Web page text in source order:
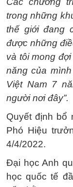
trong những
thế giới đang
được những
và tôi mong
năng của
Việt Nam 7
người nơi đây”.
Quyết định bổ
Phó Hiệu
4/4/2022.
Đại học Anh
học quốc tế